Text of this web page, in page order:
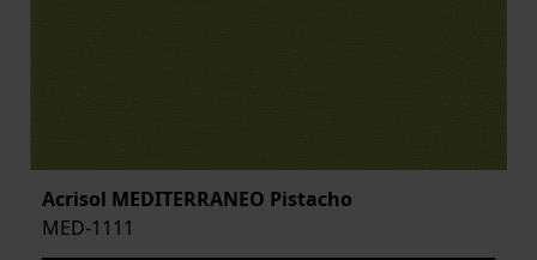
Acrisol MEDITERRANEO Pistacho
MED-1111